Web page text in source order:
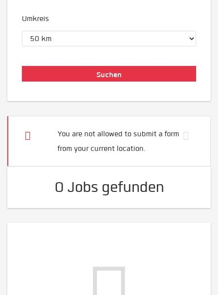
Umkreis
You are not allowed to submit a form
from your current location.
0 Jobs gefunden